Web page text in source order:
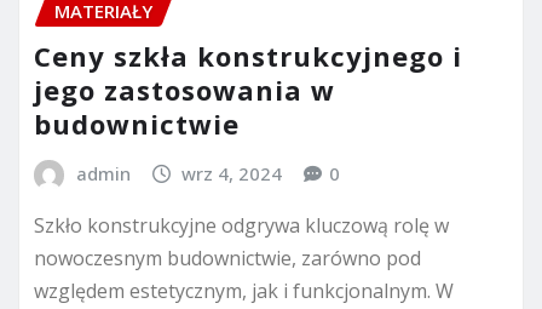
MATERIAŁY
Ceny szkła konstrukcyjnego i
jego zastosowania w
budownictwie
admin wrz 4, 2024 0
Szkło konstrukcyjne odgrywa kluczową rolę w
nowoczesnym budownictwie, zarówno pod
względem estetycznym, jak i funkcjonalnym. W